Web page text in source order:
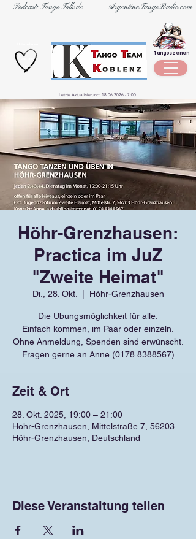
ArgentineTangoRadio.com
Podcast: Tango-Talk.de
Szene
Tangoszenen
Letzte Aktualisierung: 18.06.2026 - 7:00
Höhr-Grenzhausen:
Practica im JuZ
"Zweite Heimat"
Di., 28. Okt. Höhr-Grenzhausen
Die Übungsmöglichkeit für alle.
Einfach kommen, im Paar oder einzeln.
Ohne Anmeldung, Spenden sind erwünscht.
Fragen gerne an Anne (0178 8388567)
Zeit & Ort
28. Okt. 2025, 19:00 – 21:00
Höhr-Grenzhausen, Mittelstraße 7, 56203
Höhr-Grenzhausen, Deutschland
Diese Veranstaltung teilen